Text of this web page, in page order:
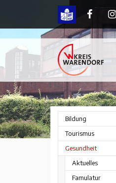
Bildung
Tourismus
Gesundheit
Aktuelles
Famulatur